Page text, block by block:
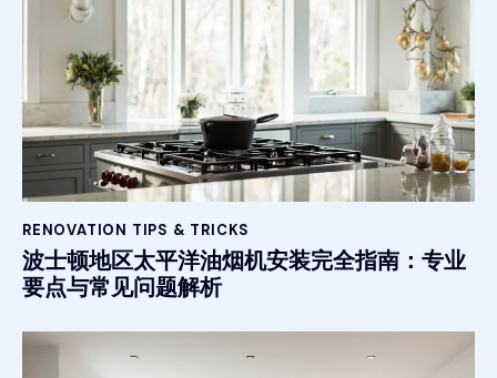
RENOVATION TIPS & TRICKS
波士顿地区太平洋油烟机安装完全指南：专业
要点与常见问题解析